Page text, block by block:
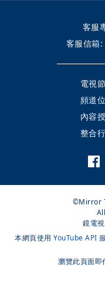
客服
客服信箱:
電視
頻道
內容
整合
©Mirror
鏡電
本網頁使用 YouTube API
瀏覽此頁面即